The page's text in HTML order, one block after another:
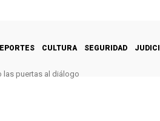
CULTURA SEGURIDAD
las puertas al diálogo